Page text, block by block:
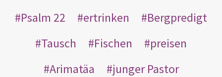
Psalm 22
ertrinken
Bergpredigt
Tausch
Fischen
preisen
Arimatäa
junger Pastor